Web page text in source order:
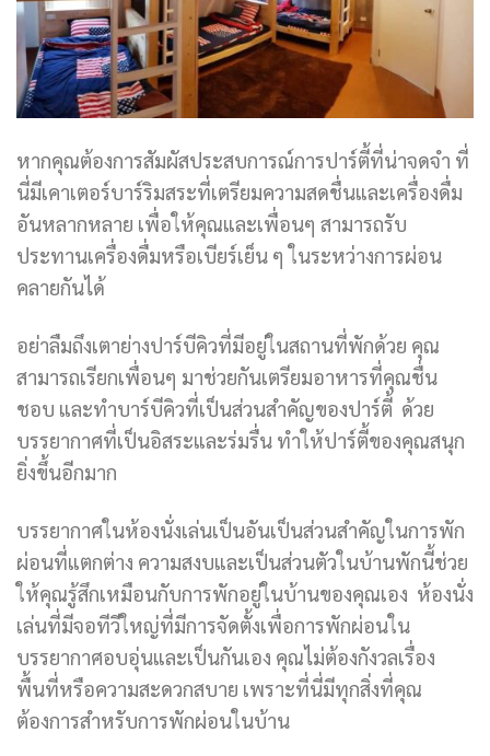
หากคุณต้องการสัมผัสประสบการณ์การปาร์ตี้ที่น่าจดจำ ที่
นี่มีเคาเตอร์บาร์ริมสระที่เตรียมความสดชื่นและเครื่องดื่ม
อันหลากหลาย เพื่อให้คุณและเพื่อนๆ สามารถรับ
ประทานเครื่องดื่มหรือเบียร์เย็น ๆ ในระหว่างการผ่อน
คลายกันได้
อย่าลืมถึงเตาย่างปาร์บีคิวที่มีอยู่ในสถานที่พักด้วย คุณ
สามารถเรียกเพื่อนๆ มาช่วยกันเตรียมอาหารที่คุณชื่น
ชอบ และทำบาร์บีคิวที่เป็นส่วนสำคัญของปาร์ตี้ ด้วย
บรรยากาศที่เป็นอิสระและร่มรื่น ทำให้ปาร์ตี้ของคุณสนุก
ยิ่งขึ้นอีกมาก
บรรยากาศในห้องนั่งเล่นเป็นอันเป็นส่วนสำคัญในการพัก
ผ่อนที่แตกต่าง ความสงบและเป็นส่วนตัวในบ้านพักนี้ช่วย
ให้คุณรู้สึกเหมือนกับการพักอยู่ในบ้านของคุณเอง ห้องนั่ง
เล่นที่มีจอทีวีใหญ่ที่มีการจัดตั้งเพื่อการพักผ่อนใน
บรรยากาศอบอุ่นและเป็นกันเอง คุณไม่ต้องกังวลเรื่อง
พื้นที่หรือความสะดวกสบาย เพราะที่นี่มีทุกสิ่งที่คุณ
ต้องการสำหรับการพักผ่อนในบ้าน